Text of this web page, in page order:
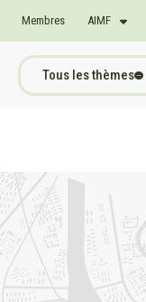
Membres AIMF
Tous les thèmes